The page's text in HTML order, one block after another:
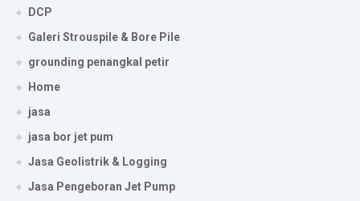
DCP
Galeri Strouspile & Bore Pile
grounding penangkal petir
Home
jasa
jasa bor jet pum
Jasa Geolistrik & Logging
Jasa Pengeboran Jet Pump